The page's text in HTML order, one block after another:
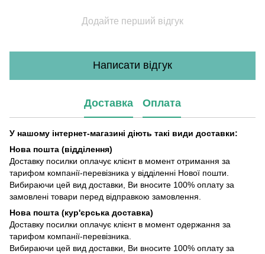
Додайте перший відгук
Написати відгук
Доставка Оплата
У нашому інтернет-магазині діють такі види доставки:
Нова пошта (відділення)
Доставку посилки оплачує клієнт в момент отримання за
тарифом компанії-перевізника у відділенні Нової пошти.
Вибираючи цей вид доставки, Ви вносите 100% оплату за
замовлені товари перед відправкою замовлення.
Нова пошта (кур'єрська доставка)
Доставку посилки оплачує клієнт в момент одержання за
тарифом компанії-перевізника.
Вибираючи цей вид доставки, Ви вносите 100% оплату за